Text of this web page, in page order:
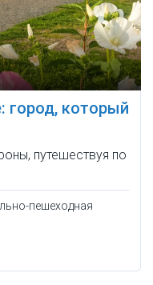
город, который
путешествуя по
пешеходная